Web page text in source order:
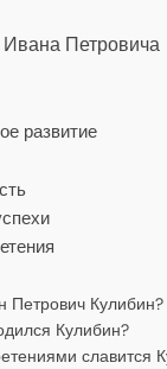
Петровича
развитие
Петрович Кулибин?
Кулибин?
славится